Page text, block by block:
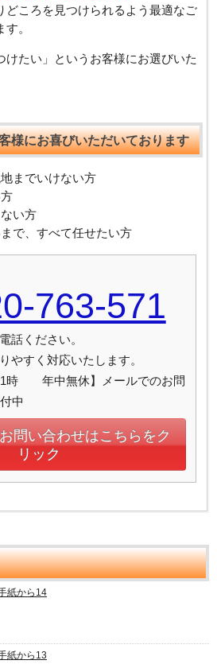
どころを見つけられるよう最適なご
。
けたい」というお客様にお選びいた
様にお喜びいただいております
までいけない方
い方
で、すべて任せたい方
763-571
話ください。
やすく対応いたします。
21時 年中無休】メールでのお問
中
問い合わせはこちらをク
リック
紙から14
紙から13